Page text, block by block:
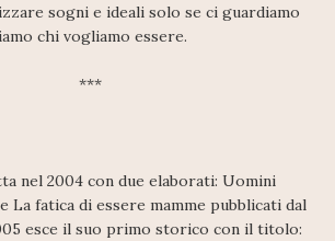
sogni e ideali solo se ci guardiamo
chi vogliamo essere.
***
nel 2004 con due elaborati: Uomini
fatica di essere mamme pubblicati dal
esce il suo primo storico con il titolo: